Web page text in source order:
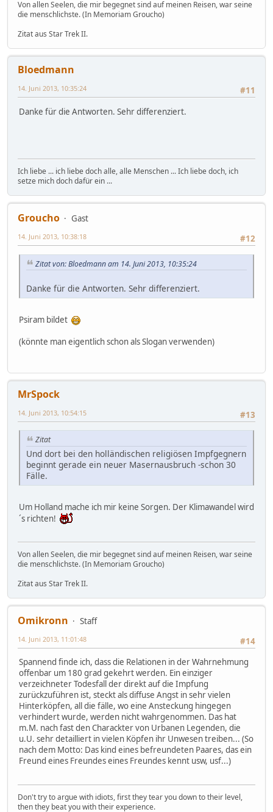
Von allen Seelen, die mir begegnet sind auf meinen Reisen, war seine
die menschlichste. (In Memoriam Groucho)
Zitat aus Star Trek II.
Bloedmann
#11
14. Juni 2013, 10:35:24
Danke für die Antworten. Sehr differenziert.
Ich liebe ... ich liebe doch alle, alle Menschen ... Ich liebe doch, ich
setze mich doch dafür ein ...
Groucho
Gast
#12
14. Juni 2013, 10:38:18
Zitat von: Bloedmann am 14. Juni 2013, 10:35:24
Danke für die Antworten. Sehr differenziert.
Psiram bildet
(könnte man eigentlich schon als Slogan verwenden)
MrSpock
#13
14. Juni 2013, 10:54:15
Zitat
Und dort bei den holländischen religiösen Impfgegnern
beginnt gerade ein neuer Masernausbruch -schon 30
Fälle.
Um Holland mache ich mir keine Sorgen. Der Klimawandel wird
´s richten!
Von allen Seelen, die mir begegnet sind auf meinen Reisen, war seine
die menschlichste. (In Memoriam Groucho)
Zitat aus Star Trek II.
Omikronn
Staff
#14
14. Juni 2013, 11:01:48
Spannend finde ich, dass die Relationen in der Wahrnehmung
offenbar um 180 grad gekehrt werden. Ein einziger
verzeichneter Todesfall der direkt auf die Impfung
zurückzuführen ist, steckt als diffuse Angst in sehr vielen
Hinterköpfen, all die fälle, wo eine Ansteckung hingegen
verhindert wurde, werden nicht wahrgenommen. Das hat
m.M. nach fast den Charackter von Urbanen Legenden, die
u.U. sehr detailliert in vielen Köpfen ihr Unwesen treiben... (So
nach dem Motto: Das kind eines befreundeten Paares, das ein
Freund eines Freundes eines Freundes kennt usw, usf...)
Don't try to argue with idiots, first they tear you down to their level,
then they beat you with their experience.